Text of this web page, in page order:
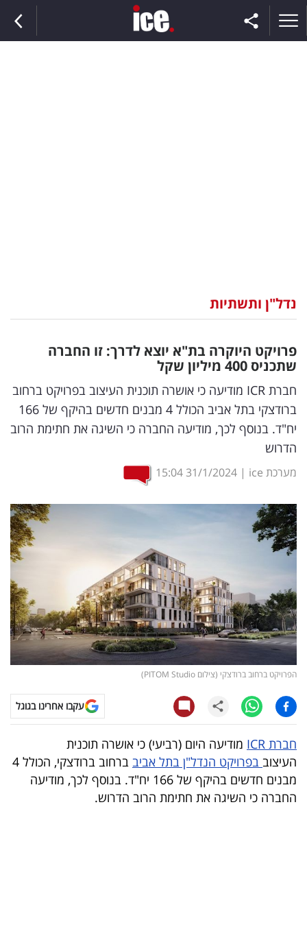
וצרכנות
דיגיטל
וטק
שיווק
ופרסום
משפט
מדדים
ומחקרים
דעות
רכילות
עסקית
קריפטו
ויראלי
טלוויזיה
עסקי
ספורט
קריירה
נדל"ן ותשתיות
פרויקט היוקרה בת"א יוצא לדרך: זו החברה
שתכניס 400 מיליון שקל
חברת ICR מודיעה כי אושרה תוכנית העיצוב בפרויקט ברחוב
ברודצקי בתל אביב הכולל 4 מבנים חדשים בהיקף של 166
יח"ד. בנוסף לכך, מודיעה החברה כי השיגה את חתימת הרוב
הדרוש
מערכת ice |
31/1/2024
15:04
הפרויקט ברחוב ברודצקי (צילום PITOM Studio)
עקבו אחרינו בגוגל
חברת ICR
מודיעה היום (רביעי) כי אושרה תוכנית
העיצוב בפרויקט הנדל"ן בתל אביב
ברחוב ברודצקי, הכולל 4
מבנים חדשים בהיקף של 166 יח"ד. בנוסף לכך, מודיעה
החברה כי השיגה את חתימת הרוב הדרוש.